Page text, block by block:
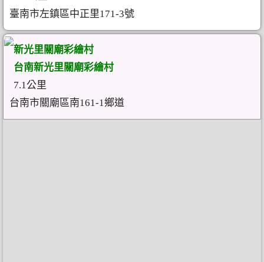
臺南市左鎮區中正里171-3號
新光里關廟彩繪村
台南新光里關廟彩繪村
7.1公里
台南市關廟區南161-1鄉道